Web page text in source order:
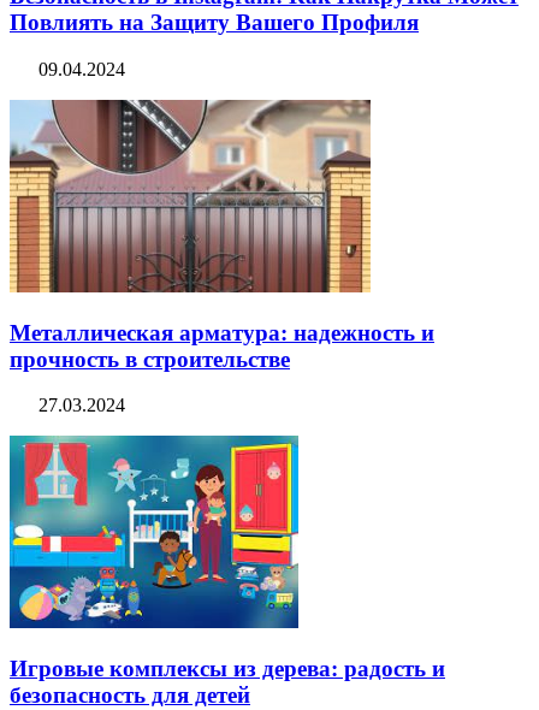
Повлиять на Защиту Вашего Профиля
09.04.2024
Металлическая арматура: надежность и
прочность в строительстве
27.03.2024
Игровые комплексы из дерева: радость и
безопасность для детей